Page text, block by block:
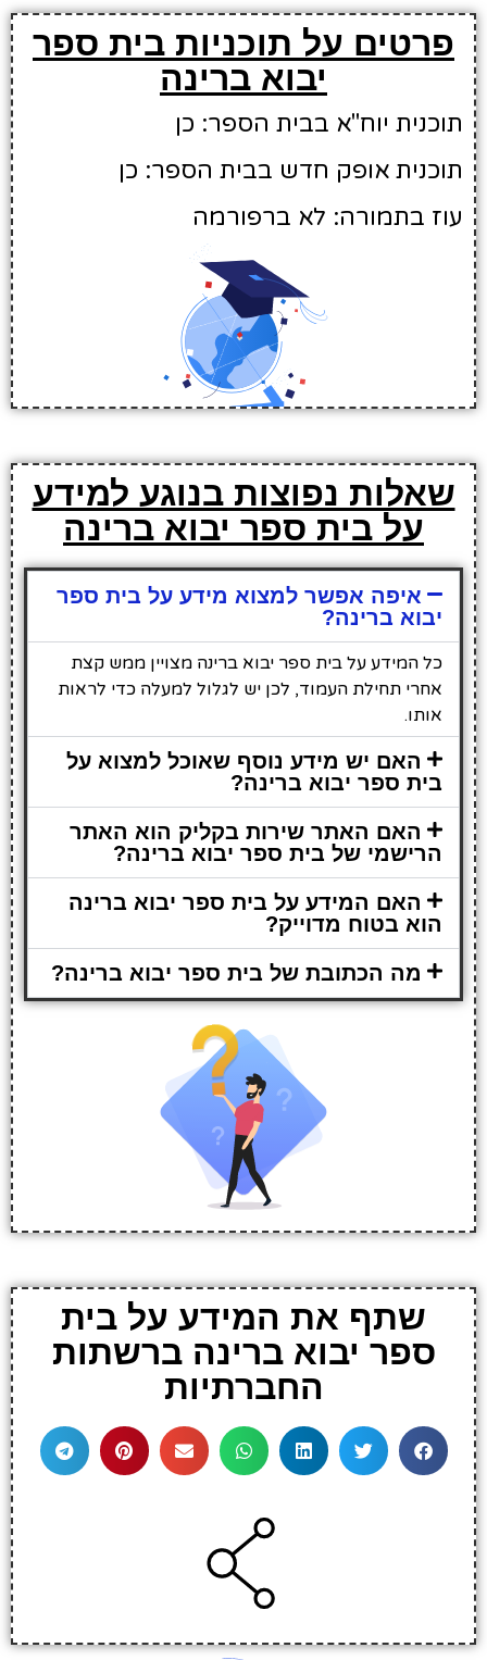
פרטים על תוכניות בית ספר
יבוא ברינה
תוכנית יוח"א בבית הספר: כן
תוכנית אופק חדש בבית הספר: כן
עוז בתמורה: לא ברפורמה
שאלות נפוצות בנוגע למידע
על בית ספר יבוא ברינה
איפה אפשר למצוא מידע על בית ספר
יבוא ברינה?
כל המידע על בית ספר יבוא ברינה מצויין ממש קצת
אחרי תחילת העמוד, לכן יש לגלול למעלה כדי לראות
אותו.
האם יש מידע נוסף שאוכל למצוא על
בית ספר יבוא ברינה?
האם האתר שירות בקליק הוא האתר
הרישמי של בית ספר יבוא ברינה?
האם המידע על בית ספר יבוא ברינה
הוא בטוח מדוייק?
מה הכתובת של בית ספר יבוא ברינה?
שתף את המידע על בית
ספר יבוא ברינה ברשתות
החברתיות